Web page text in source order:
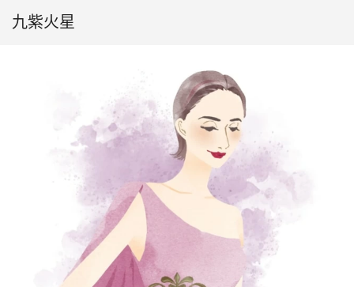
九紫火星